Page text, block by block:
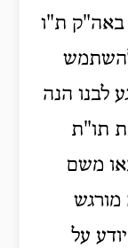
באה"ק ת"ו
להשתמש
לבנו הנה
תו"ת
משם
מורגש
על